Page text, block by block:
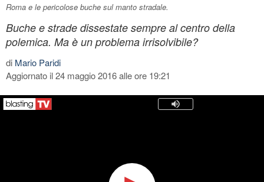
Roma e le pericolose buche sul manto stradale.
Buche e strade dissestate sempre al centro della
polemica. Ma è un problema irrisolvibile?
di Mario Paridi
Aggiornato il 24 maggio 2016 alle ore 19:21